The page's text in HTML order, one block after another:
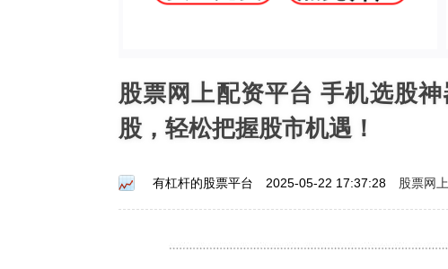
股票网上配资平台 手机选股
股，轻松把握股市机遇！
有杠杆的股票平台 2025-05-22 17:37:28 股票网